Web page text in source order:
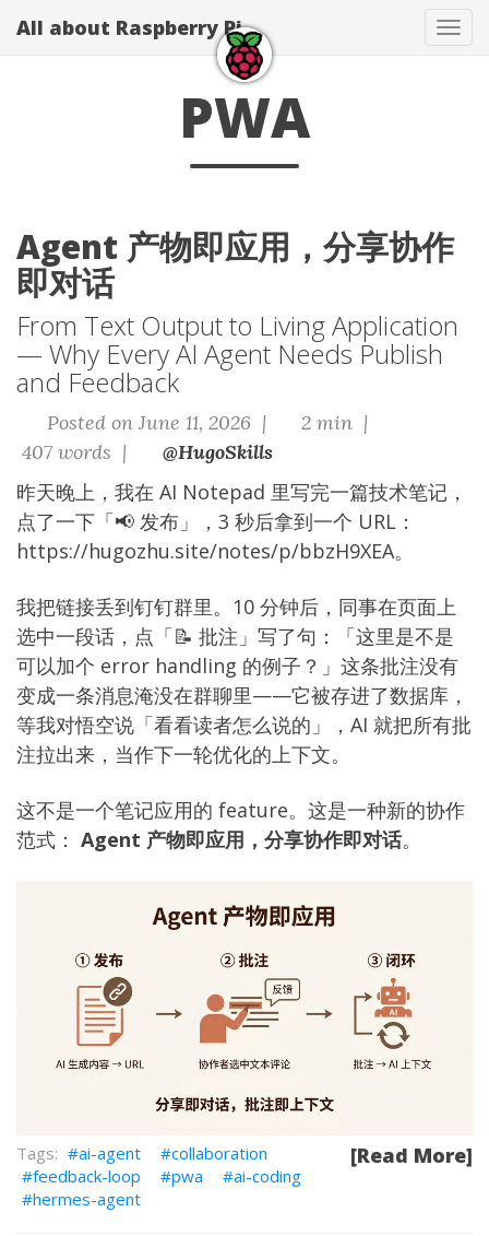
All about Raspberry Pi
PWA
Agent 产物即应用，分享协作
即对话
From Text Output to Living Application
— Why Every AI Agent Needs Publish
and Feedback
Posted on June 11, 2026 |
2 min |
407 words |
@HugoSkills
昨天晚上，我在 AI Notepad 里写完一篇技术笔记，
点了一下「📢 发布」，3 秒后拿到一个 URL：
https://hugozhu.site/notes/p/bbzH9XEA。
我把链接丢到钉钉群里。10 分钟后，同事在页面上
选中一段话，点「📝 批注」写了句：「这里是不是
可以加个 error handling 的例子？」这条批注没有
变成一条消息淹没在群聊里——它被存进了数据库，
等我对悟空说「看看读者怎么说的」，AI 就把所有批
注拉出来，当作下一轮优化的上下文。
这不是一个笔记应用的 feature。这是一种新的协作
范式： Agent 产物即应用，分享协作即对话。
[Read More]
ai-agent
collaboration
feedback-loop
pwa
ai-coding
hermes-agent